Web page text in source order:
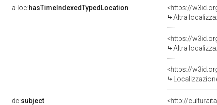
a-loc:hasTimeIndexedTypedLocation
<https://
Altra
<https://
Altra
<https://
dc:subject <http://